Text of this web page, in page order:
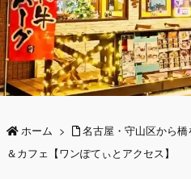
ホーム >
名古屋・守山区から
＆カフェ【ワンぽてぃとアクセス】